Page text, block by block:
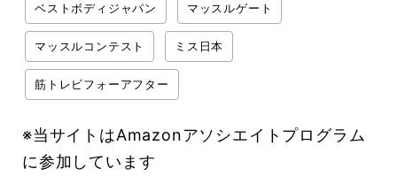
ベストボディジャパン マッスルゲート
マッスルコンテスト ミス日本
筋トレビフォーアフター
※当サイトはAmazonアソシエイトプログラム
に参加しています